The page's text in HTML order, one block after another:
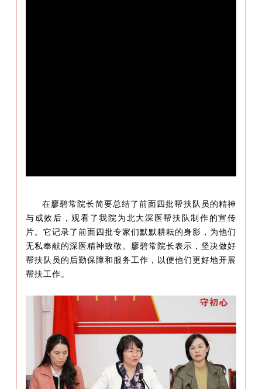
在廖碧常院长简要总结了前面四批帮扶队员的精神
与成效后，观看了我院为北大深医帮扶队制作的宣传
片。它记录了前面四批专家们默默耕耘的身影，为他们
无私奉献的深医精神致敬 。 廖碧常院长表示，坚决做好
帮扶队员的后勤保障和服务工作，以便他们更好地开展
帮扶工作。